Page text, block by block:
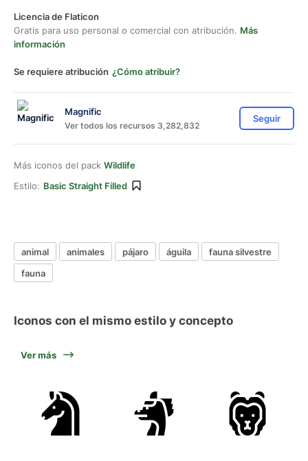
Licencia de Flaticon
Gratis para uso personal o comercial con atribución. Más
información
Se requiere atribución ¿Cómo atribuir?
Magnific
Ver todos los recursos 3,282,832
Seguir
Más iconos del pack Wildlife
Estilo: Basic Straight Filled
animal animales pájaro águila
fauna silvestre
fauna
Iconos con el mismo estilo y concepto
Ver más